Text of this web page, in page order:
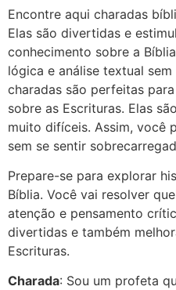
Encontre aqui charadas
Elas são divertidas e
conhecimento sobre a
lógica e análise textual
charadas são perfeitas
sobre as Escrituras. Elas
muito difíceis. Assim, você
sem se sentir
Prepare-se para explorar
Bíblia. Você vai resolver
atenção e pensamento
divertidas e também
Escrituras.
Charada: Sou um profeta